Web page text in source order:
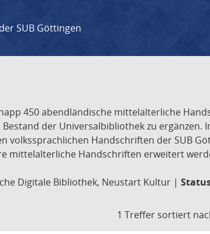
SUB Göttingen
450 abendländische mittelalterliche
der Universalbibliothek zu ergänzen.
Handschriften der SUB
mittelalterliche Handschriften erweitert
Digitale Bibliothek, Neustart Kultur |
1 Treffer sortiert